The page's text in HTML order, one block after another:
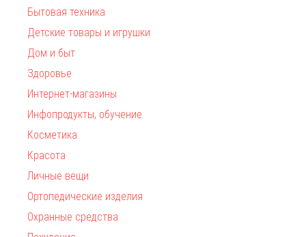
Бытовая техника
Детские товары и игрушки
Дом и быт
Здоровье
Интернет-магазины
Инфопродукты, обучение
Косметика
Красота
Личные вещи
Ортопедические изделия
Охранные средства